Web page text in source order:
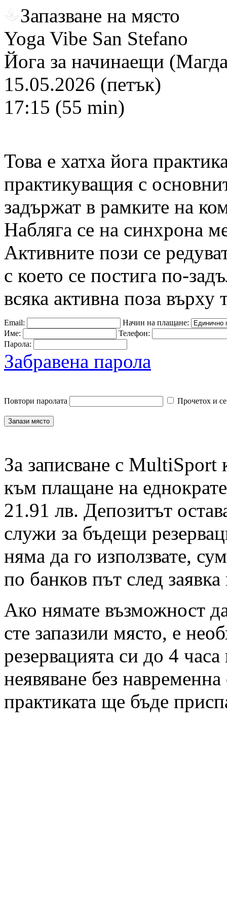
Запазване на място
Yoga Vibe San Stefano
Йога за начинаещи
15.05.2026 (петък)
17:15 (55 min)
Това е хатха йога
практикуващия с
задържат в рамките на
Набляга се на синхрона
Активните пози се
с което се постига по-
всяка активна поза върху
Email:
Начин на плащане:
Име:
Телефон:
Парола:
Забравена парола
Повтори паролата Прочетох и
За записване с MultiSport
към плащане на
21.91 лв. Депозитът
служи за бъдещи
няма да го използвате,
по банков път след
Ако нямате възможност
сте запазили място, е
резервацията си до 4
неявяване без
практиката ще бъде